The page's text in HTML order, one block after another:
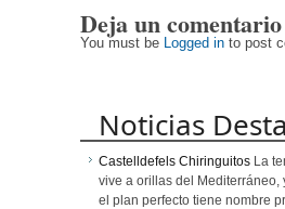
Deja un comentario
You must be Logged in to post
Noticias
Castelldefels Chiringuitos La
vive a orillas del Mediterráneo,
el plan perfecto tiene nombre